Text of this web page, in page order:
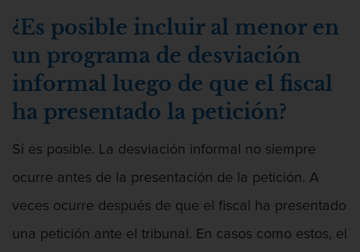
¿Es posible incluir al menor en
un programa de desviación
informal luego de que el fiscal
ha presentado la petición?
Sí es posible. La desviación informal no siempre
ocurre antes de la presentación de la petición. A
veces ocurre después de que el fiscal ha presentado
una petición ante el tribunal. En casos como estos, el
Armas Prohibidas en California
Asalto Agravado